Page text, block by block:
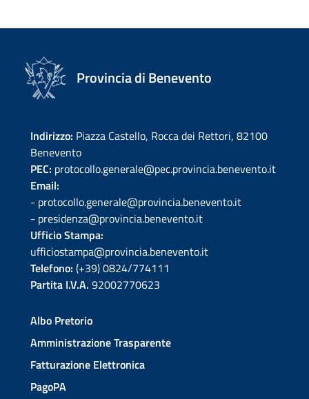
Provincia di Benevento
Indirizzo: Piazza Castello, Rocca dei Rettori, 82100
Benevento
PEC: protocollo.generale@pec.provincia.benevento.it
Email:
- protocollo.generale@provincia.benevento.it
- presidenza@provincia.benevento.it
Ufficio Stampa:
ufficiostampa@provincia.benevento.it
Telefono: (+39) 0824/774111
Partita I.V.A. 92002770623
Albo Pretorio
Amministrazione Trasparente
Fatturazione Elettronica
PagoPA